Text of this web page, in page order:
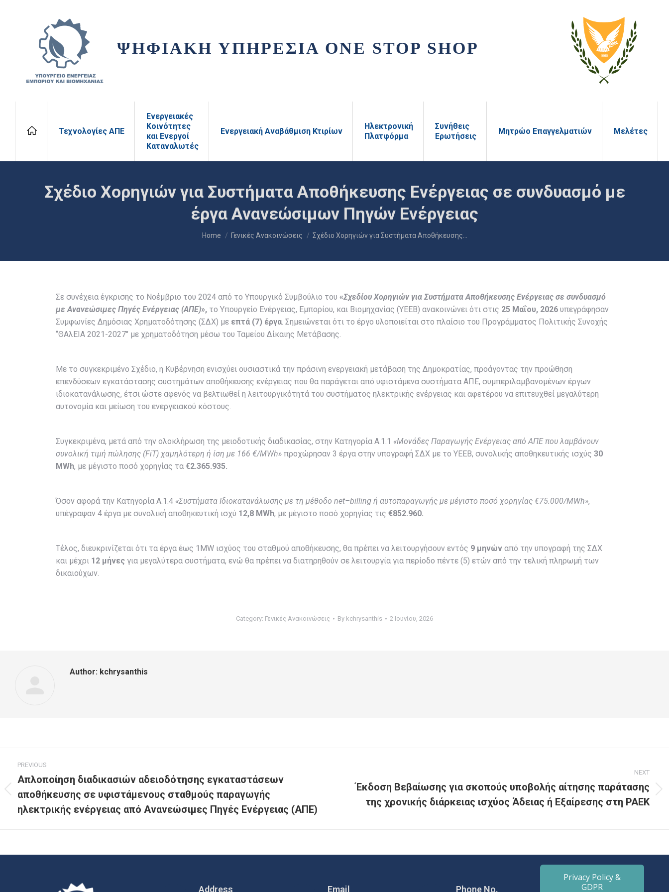
ΨΗΦΙΑΚΗ ΥΠΗΡΕΣΙΑ ONE STOP SHOP
Τεχνολογίες ΑΠΕ
Ενεργειακές
Κοινότητες
και Ενεργοί
Καταναλωτές
Ενεργειακή Αναβάθμιση Κτιρίων
Ηλεκτρονική
Πλατφόρμα
Συνήθεις
Ερωτήσεις
Μητρώο Επαγγελματιών Μελέτες
Σχέδιο Χορηγιών για Συστήματα Αποθήκευσης Ενέργειας σε συνδυασμό με
έργα Ανανεώσιμων Πηγών Ενέργειας
You are here:
Home Γενικές Ανακοινώσεις Σχέδιο Χορηγιών για Συστήματα Αποθήκευσης…
Σε συνέχεια έγκρισης το Νοέμβριο του 2024 από το Υπουργικό Συμβούλιο του «Σχεδίου Χορηγιών για Συστήματα Αποθήκευσης Ενέργειας σε συνδυασμό
με Ανανεώσιμες Πηγές Ενέργειας (ΑΠΕ)», το Υπουργείο Ενέργειας, Εμπορίου, και Βιομηχανίας (YEEB) ανακοινώνει ότι στις 25 Μαΐου, 2026 υπεγράφησαν
Συμφωνίες Δημόσιας Χρηματοδότησης (ΣΔΧ) με επτά (7) έργα. Σημειώνεται ότι το έργο υλοποιείται στο πλαίσιο του Προγράμματος Πολιτικής Συνοχής
“ΘΑλΕΙΑ 2021-2027″ με χρηματοδότηση μέσω του Ταμείου Δίκαιης Μετάβασης.
Με το συγκεκριμένο Σχέδιο, η Κυβέρνηση ενισχύει ουσιαστικά την πράσινη ενεργειακή μετάβαση της Δημοκρατίας, προάγοντας την προώθηση
επενδύσεων εγκατάστασης συστημάτων αποθήκευσης ενέργειας που θα παράγεται από υφιστάμενα συστήματα ΑΠΕ, συμπεριλαμβανομένων έργων
ιδιοκατανάλωσης, έτσι ώστε αφενός να βελτιωθεί η λειτουργικότητά του συστήματος ηλεκτρικής ενέργειας και αφετέρου να επιτευχθεί μεγαλύτερη
αυτονομία και μείωση του ενεργειακού κόστους.
Συγκεκριμένα, μετά από την ολοκλήρωση της μειοδοτικής διαδικασίας, στην Κατηγορία Α.1.1 «Μονάδες Παραγωγής Ενέργειας από ΑΠΕ που λαμβάνουν
συνολική τιμή πώλησης (FiT) χαμηλότερη ή ίση με 166 €/MWh» προχώρησαν 3 έργα στην υπογραφή ΣΔΧ με το ΥΕΕΒ, συνολικής αποθηκευτικής ισχύς 30
MWh, με μέγιστο ποσό χορηγίας τα €2.365.935.
Όσον αφορά την Κατηγορία Α.1.4 «Συστήματα Ιδιοκατανάλωσης με τη μέθοδο net–billing ή αυτοπαραγωγής με μέγιστο ποσό χορηγίας €75.000/ΜWh»,
υπέγραψαν 4 έργα με συνολική αποθηκευτική ισχύ 12,8 MWh, με μέγιστο ποσό χορηγίας τις €852.960.
Τέλος, διευκρινίζεται ότι τα έργα έως 1MW ισχύος του σταθμού αποθήκευσης, θα πρέπει να λειτουργήσουν εντός 9 μηνών από την υπογραφή της ΣΔΧ
και μέχρι 12 μήνες για μεγαλύτερα συστήματα, ενώ θα πρέπει να διατηρηθούν σε λειτουργία για περίοδο πέντε (5) ετών από την τελική πληρωμή των
δικαιούχων.
Category: Γενικές Ανακοινώσεις By kchrysanthis 2 Ιουνίου, 2026
Author: kchrysanthis
PREVIOUS
Απλοποίηση διαδικασιών αδειοδότησης εγκαταστάσεων
αποθήκευσης σε υφιστάμενους σταθμούς παραγωγής
ηλεκτρικής ενέργειας από Ανανεώσιμες Πηγές Ενέργειας (ΑΠΕ)
NEXT
Έκδοση Βεβαίωσης για σκοπούς υποβολής αίτησης παράτασης
της χρονικής διάρκειας ισχύος Άδειας ή Εξαίρεσης στη ΡΑΕΚ
Address Email Phone No.
Privacy Policy &
GDPR